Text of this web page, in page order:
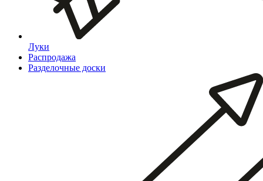
Луки
Распродажа
Разделочные доски